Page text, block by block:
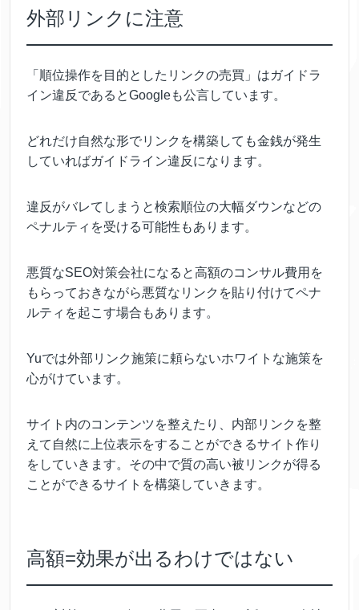
外部リンクに注意
「順位操作を目的としたリンクの売買」はガイドラ
イン違反であるとGoogleも公言しています。
どれだけ自然な形でリンクを構築しても金銭が発生
していればガイドライン違反になります。
違反がバレてしまうと検索順位の大幅ダウンなどの
ペナルティを受ける可能性もあります。
悪質なSEO対策会社になると高額のコンサル費用を
もらっておきながら悪質なリンクを貼り付けてペナ
ルティを起こす場合もあります。
Yuでは外部リンク施策に頼らないホワイトな施策を
心がけています。
サイト内のコンテンツを整えたり、内部リンクを整
えて自然に上位表示をすることができるサイト作り
をしていきます。その中で質の高い被リンクが得る
ことができるサイトを構築していきます。
高額=効果が出るわけではない